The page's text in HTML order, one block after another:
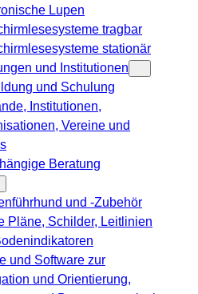
Lupen
tragbar
stationär
und Institutionen
und Schulung
Institutionen,
Vereine und
Beratung
und -Zubehör
Pläne, Schilder, Leitlinien
und Software zur
und Orientierung,